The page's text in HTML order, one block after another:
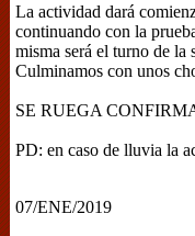
La actividad dará
continuando con la
misma será el turno de
Culminamos con unos
SE RUEGA
PD: en caso de lluvia la
07/ENE/2019